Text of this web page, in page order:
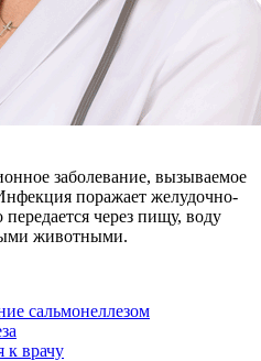
заболевание, вызываемое
поражает желудочно-
через пищу, воду
животными.
сальмонеллезом
к врачу